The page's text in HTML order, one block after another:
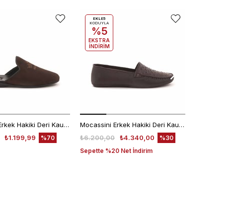
Mocassini Erkek Hakiki Deri Kauçuk Taban Kahverengi Terlik Terlik
₺1.199,99
%70
Mocassini Erkek Hakiki Deri Kauçuk Taban Kahverengi Terlik Terlik
₺4.340,00
₺6.200,00
Sepette %20 Net İndirim
%30
EKLE5
KODUYLA
%5
EKSTRA
İNDİRİM